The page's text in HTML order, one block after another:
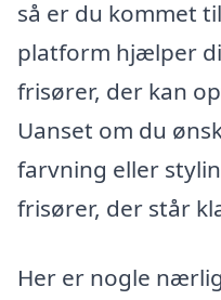
så er du kommet
platform hjælper
frisører, der kan
Uanset om du
farvning eller
frisører, der står
Her er nogle